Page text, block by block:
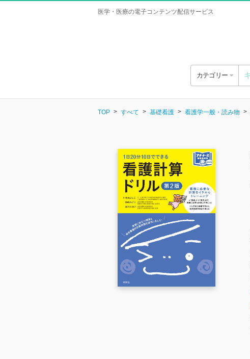
医学・医療の電子コンテンツ配信サービス
カテゴリー
TOP すべて 基礎看護 看護学一般・読み物